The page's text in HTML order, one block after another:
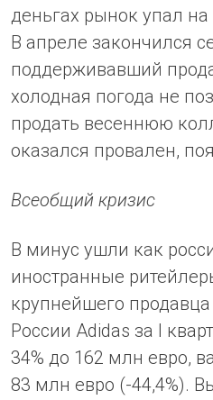
деньгах рынок упал
В апреле закончился
поддерживавший
холодная погода не
продать весеннюю
оказался провален,
Всеобщий кризис
В минус ушли как
иностранные
крупнейшего продавца
России Adidas за I
34% до 162 млн евро,
83 млн евро (-44,4%).